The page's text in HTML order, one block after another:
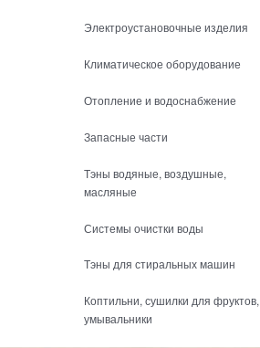
Электроустановочные изделия
Климатическое оборудование
Отопление и водоснабжение
Запасные части
Тэны водяные, воздушные,
масляные
Системы очистки воды
Тэны для стиральных машин
Коптильни, сушилки для фруктов,
умывальники